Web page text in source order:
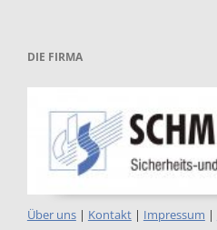
DIE FIRMA
Über uns| Kontakt| Impressum |